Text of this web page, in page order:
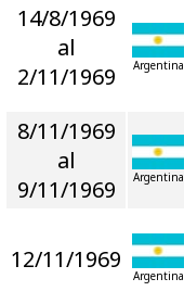
14/8/1969
al
2/11/1969
Argentina
8/11/1969
al
9/11/1969
Argentina
12/11/1969
Argentina